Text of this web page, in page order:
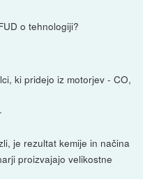
o tehnologiji?
ki pridejo iz motorjev - CO,
je rezultat kemije in načina
proizvajajo velikostne